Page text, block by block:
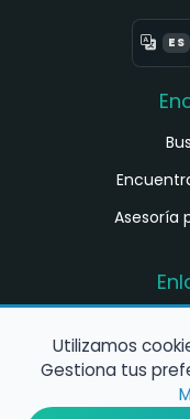
ES
Asesoría
Utilizamos
Gestiona tus